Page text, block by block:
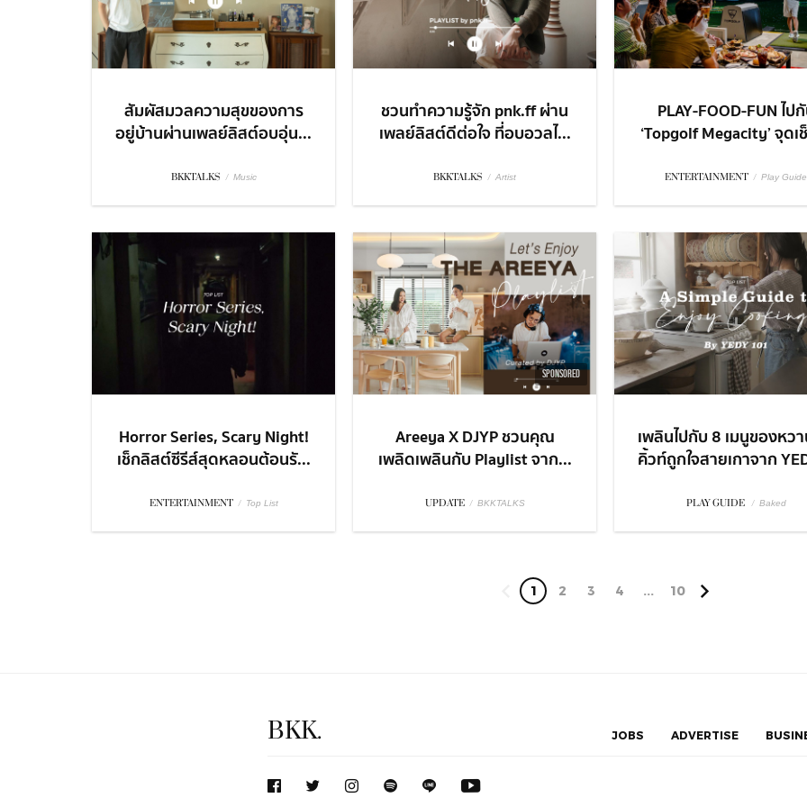
สัมผัสมวลความสุขของการ
อยู่บ้านผ่านเพลย์ลิสต์อบอุ่น...
BKKTALKS / Music
ชวนทำความรู้จัก pnk.ff ผ่าน
เพลย์ลิสต์ดีต่อใจ ที่อบอวลไ...
BKKTALKS / Artist
PLAY-FOOD-FUN ไป
‘Topgolf Megacity’ จุด
ENTERTAINMENT / Play Guide
Horror Series, Scary Night!
เช็กลิสต์ซีรีส์สุดหลอนต้อนรั...
ENTERTAINMENT / Top List
SPONSORED
Areeya X DJYP ชวนคุณ
เพลิดเพลินกับ Playlist จาก...
UPDATE / BKKTALKS
เพลินไปกับ 8 เมนูของหว
คิ้วท์ถูกใจสายเกาจาก
PLAY GUIDE / Baked
1 2 3 4 ... 10
BKK. JOBS ADVERTISE